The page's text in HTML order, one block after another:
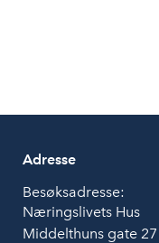
Adresse
Besøksadresse:
Næringslivets Hus
Middelthuns gate 27